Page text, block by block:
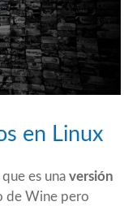
en Linux
es una versión
de Wine pero